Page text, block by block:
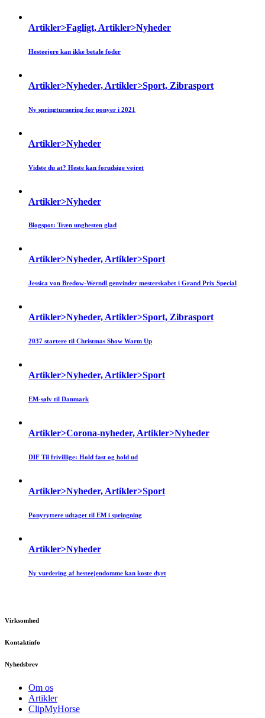
Artikler>Fagligt, Artikler>Nyheder
Hesteejere kan ikke betale foder
Artikler>Nyheder, Artikler>Sport, Zibrasport
Ny springturnering for ponyer i 2021
Artikler>Nyheder
Vidste du at? Heste kan forudsige vejret
Artikler>Nyheder
Blogspot: Træn unghesten glad
Artikler>Nyheder, Artikler>Sport
Jessica von Bredow-Werndl genvinder mesterskabet i Grand Prix Special
Artikler>Nyheder, Artikler>Sport, Zibrasport
2037 startere til Christmas Show Warm Up
Artikler>Nyheder, Artikler>Sport
EM-sølv til Danmark
Artikler>Corona-nyheder, Artikler>Nyheder
DIF Til frivillige: Hold fast og hold ud
Artikler>Nyheder, Artikler>Sport
Ponyryttere udtaget til EM i springning
Artikler>Nyheder
Ny vurdering af hesteejendomme kan koste dyrt
Virksomhed
Kontaktinfo
Nyhedsbrev
Om os
Artikler
ClipMyHorse